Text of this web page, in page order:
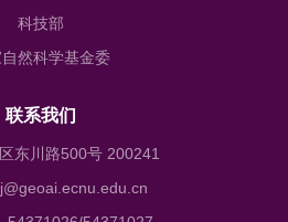
科技部
自然科学基金委
联系我们
东川路500号 200241